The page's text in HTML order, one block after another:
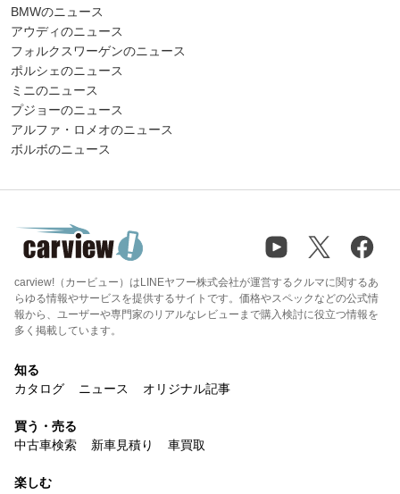
BMWのニュース
アウディのニュース
フォルクスワーゲンのニュース
ポルシェのニュース
ミニのニュース
プジョーのニュース
アルファ・ロメオのニュース
ボルボのニュース
carview!（カービュー）はLINEヤフー株式会社が運営するクルマに関するあ
らゆる情報やサービスを提供するサイトです。価格やスペックなどの公式情
報から、ユーザーや専門家のリアルなレビューまで購入検討に役立つ情報を
多く掲載しています。
知る
カタログ
ニュース オリジナル記事
買う・売る
中古車検索
新車見積り 車買取
楽しむ